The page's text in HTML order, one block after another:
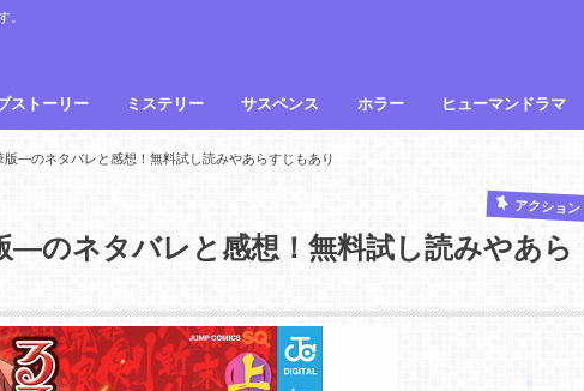
。
ストーリー ミステリー サスペンス ホラー ヒューマンドラマ
―のネタバレと感想！無料試し読みやあらすじもあり
アクション
のネタバレと感想！無料試し読みやあら